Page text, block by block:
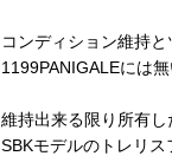
コンディション維持
1199PANIGALEには
維持出来る限り所有し
SBKモデルのトレリス